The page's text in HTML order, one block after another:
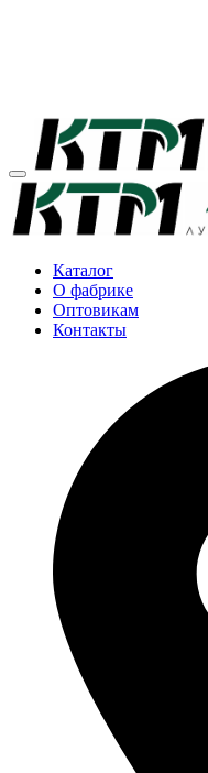
Каталог
О фабрике
Оптовикам
Контакты